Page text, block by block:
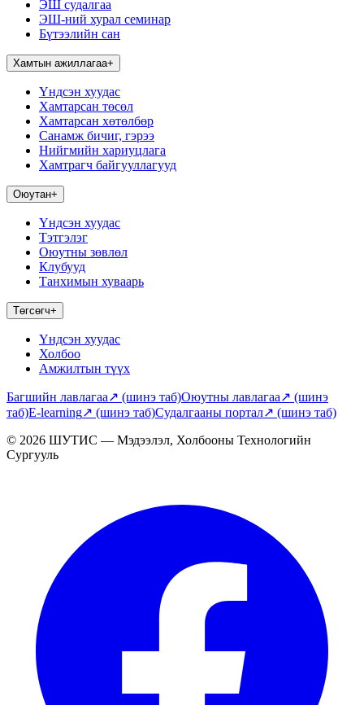
ЭШ судалгаа
ЭШ-ний хурал семинар
Бүтээлийн сан
Хамтын ажиллагаа+
Үндсэн хуудас
Хамтарсан төсөл
Хамтарсан хөтөлбөр
Санамж бичиг, гэрээ
Нийгмийн хариуцлага
Хамтрагч байгууллагууд
Оюутан+
Үндсэн хуудас
Тэтгэлэг
Оюутны зөвлөл
Клубууд
Танхимын хуваарь
Төгсөгч+
Үндсэн хуудас
Холбоо
Амжилтын түүх
Багшийн лавлагаа↗ (шинэ таб)Оюутны лавлагаа↗ (шинэ
таб)E-learning↗ (шинэ таб)Судалгааны портал↗ (шинэ таб)
© 2026 ШУТИС — Мэдээлэл, Холбооны Технологийн
Сургууль